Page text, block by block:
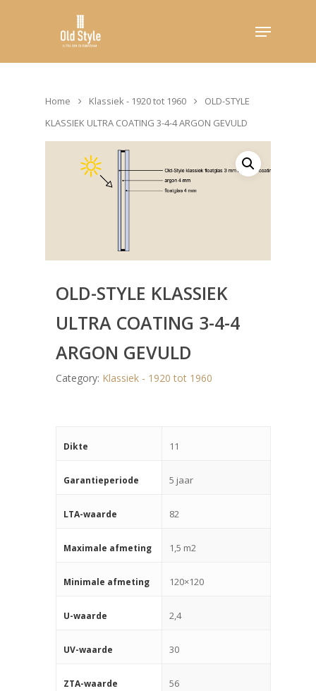
Home Klassiek - 1920 tot 1960
OLD-STYLE
KLASSIEK ULTRA COATING 3-4-4 ARGON GEVULD
OLD-STYLE KLASSIEK
ULTRA COATING 3-4-4
ARGON GEVULD
Category: Klassiek - 1920 tot 1960
Dikte 11
Garantieperiode 5 jaar
LTA-waarde 82
Maximale afmeting 1,5 m2
Minimale afmeting 120×120
U-waarde 2,4
UV-waarde 30
ZTA-waarde 56